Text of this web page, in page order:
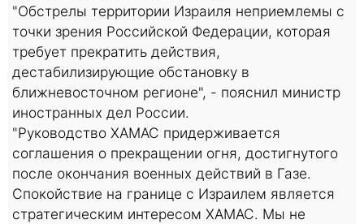
"Обстрелы территории Израиля неприемлемы с
точки зрения Российской Федерации, которая
требует прекратить действия,
дестабилизирующие обстановку в
ближневосточном регионе", - пояснил министр
иностранных дел России.
"Руководство ХАМАС придерживается
соглашения о прекращении огня, достигнутого
после окончания военных действий в Газе.
Спокойствие на границе с Израилем является
стратегическим интересом ХАМАС. Мы не